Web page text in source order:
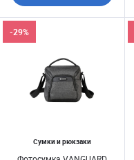
Сумки и рюкзаки
-29%